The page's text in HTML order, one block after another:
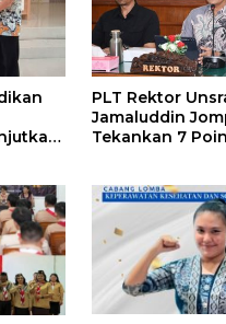
PLT Rektor
Jamaluddin
Tekankan 7